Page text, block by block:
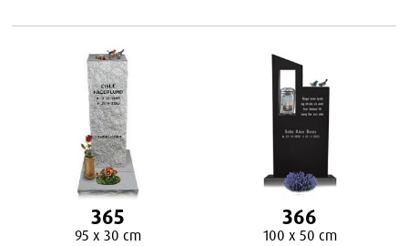
365
95 x 30 cm
366
100 x 50 cm